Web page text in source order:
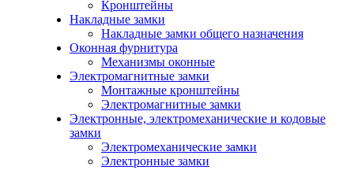
Кронштейны
Накладные замки
Накладные замки общего назначения
Оконная фурнитура
Механизмы оконные
Электромагнитные замки
Монтажные кронштейны
Электромагнитные замки
Электронные, электромеханические и кодовые
замки
Электромеханические замки
Электронные замки